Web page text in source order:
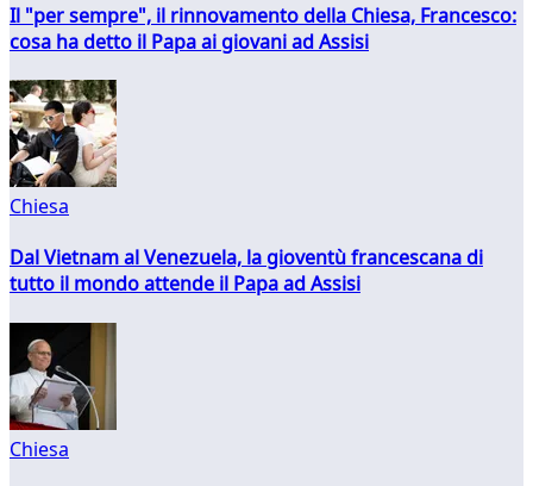
Il "per sempre", il rinnovamento della Chiesa, Francesco:
cosa ha detto il Papa ai giovani ad Assisi
Chiesa
Dal Vietnam al Venezuela, la gioventù francescana di
tutto il mondo attende il Papa ad Assisi
Chiesa